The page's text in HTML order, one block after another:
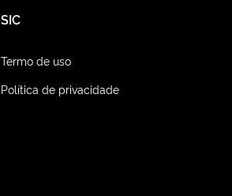
SIC
Termo de uso
Política de privacidade